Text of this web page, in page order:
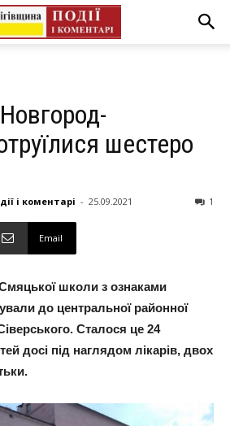
шестеро
і коментарі - 25.09.2021 1
Email
школи з ознаками
до центральної районної
Сталося це 24
досі під наглядом лікарів, двох